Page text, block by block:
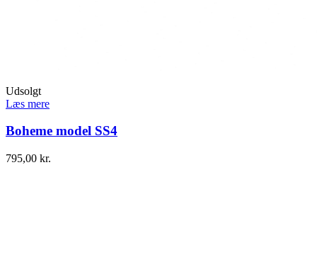
Udsolgt
Læs mere
Boheme model SS4
795,00 kr.